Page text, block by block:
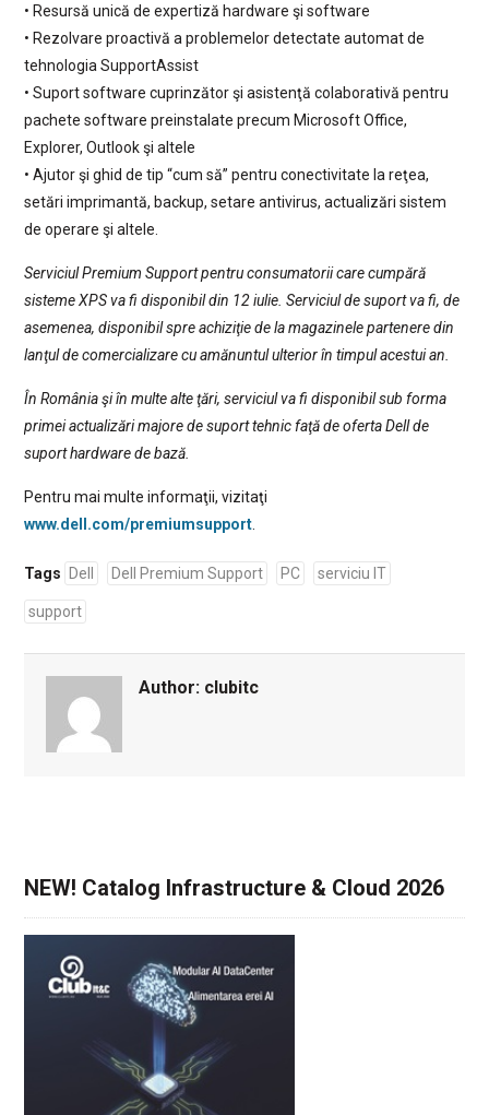
• Resursă unică de expertiză hardware şi software
• Rezolvare proactivă a problemelor detectate automat de
tehnologia SupportAssist
• Suport software cuprinzător şi asistenţă colaborativă pentru
pachete software preinstalate precum Microsoft Office,
Explorer, Outlook şi altele
• Ajutor şi ghid de tip “cum să” pentru conectivitate la reţea,
setări imprimantă, backup, setare antivirus, actualizări sistem
de operare şi altele.
Serviciul Premium Support pentru consumatorii care cumpără
sisteme XPS va fi disponibil din 12 iulie. Serviciul de suport va fi, de
asemenea, disponibil spre achiziţie de la magazinele partenere din
lanţul de comercializare cu amănuntul ulterior în timpul acestui an.
În România şi în multe alte ţări, serviciul va fi disponibil sub forma
primei actualizări majore de suport tehnic faţă de oferta Dell de
suport hardware de bază.
Pentru mai multe informaţii, vizitaţi
www.dell.com/premiumsupport.
Tags Dell Dell Premium Support PC serviciu IT
support
Author: clubitc
NEW! Catalog Infrastructure & Cloud 2026